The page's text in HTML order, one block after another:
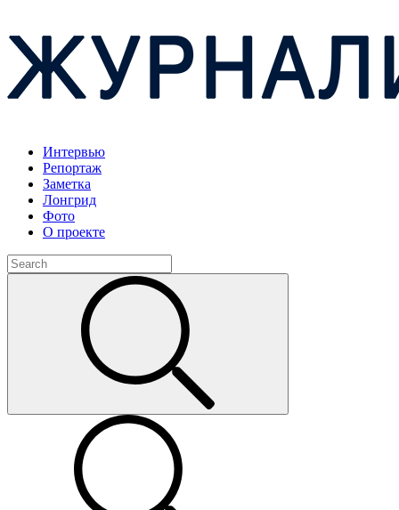
Интервью
Репортаж
Заметка
Лонгрид
Фото
О проекте